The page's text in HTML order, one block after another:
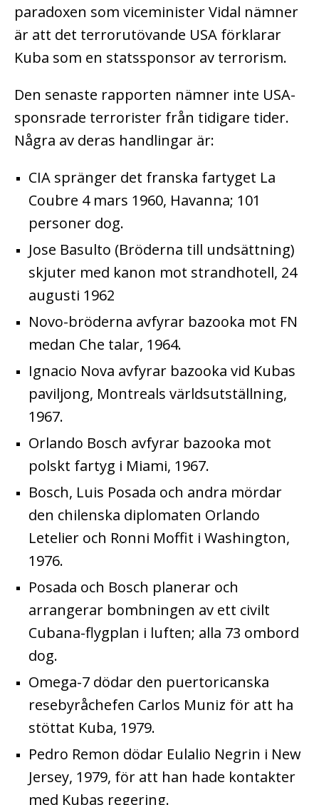
paradoxen som viceminister Vidal nämner
är att det terrorutövande USA förklarar
Kuba som en statssponsor av terrorism.
Den senaste rapporten nämner inte USA-
sponsrade terrorister från tidigare tider.
Några av deras handlingar är:
CIA spränger det franska fartyget La
Coubre 4 mars 1960, Havanna; 101
personer dog.
Jose Basulto (Bröderna till undsättning)
skjuter med kanon mot strandhotell, 24
augusti 1962
Novo-bröderna avfyrar bazooka mot FN
medan Che talar, 1964.
Ignacio Nova avfyrar bazooka vid Kubas
paviljong, Montreals världsutställning,
1967.
Orlando Bosch avfyrar bazooka mot
polskt fartyg i Miami, 1967.
Bosch, Luis Posada och andra mördar
den chilenska diplomaten Orlando
Letelier och Ronni Moffit i Washington,
1976.
Posada och Bosch planerar och
arrangerar bombningen av ett civilt
Cubana-flygplan i luften; alla 73 ombord
dog.
Omega-7 dödar den puertoricanska
resebyråchefen Carlos Muniz för att ha
stöttat Kuba, 1979.
Pedro Remon dödar Eulalio Negrin i New
Jersey, 1979, för att han hade kontakter
med Kubas regering.